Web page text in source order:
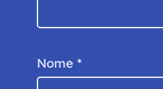
Nome *